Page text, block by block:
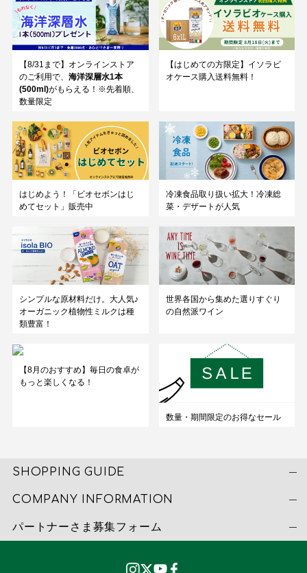
【8/31まで】オンラインストア
のご利用で、 海洋深層水1本
(500ml)がもらえる！※先着順、
数量限定
【はじめての方限定】イソラビ
オケース購入送料無料！
はじめよう！「ビオセボンはじ
めてセット」販売中
冷凍食品取り扱い拡大！冷凍総
菜・デザートが人気
シンプルな原材料だけ。大人気♪
オーガニック植物性ミルクは種
類豊富！
世界各国から集めた選りすぐり
の自然派ワイン
【8月のおすすめ】毎日の食卓が
もっと楽しくなる！
数量・期間限定のお得なセール
SHOPPING GUIDE
COMPANY INFORMATION
パートナーさま募集フォーム